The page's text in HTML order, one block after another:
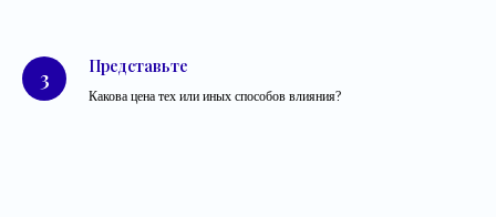
Представьте
Какова цена тех или иных способов влияния?